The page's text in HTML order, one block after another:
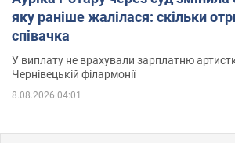
яку раніше жалілася: скільки
співачка
У виплату не врахували зарплатню
Чернівецькій філармонії
8.08.2026 04:01